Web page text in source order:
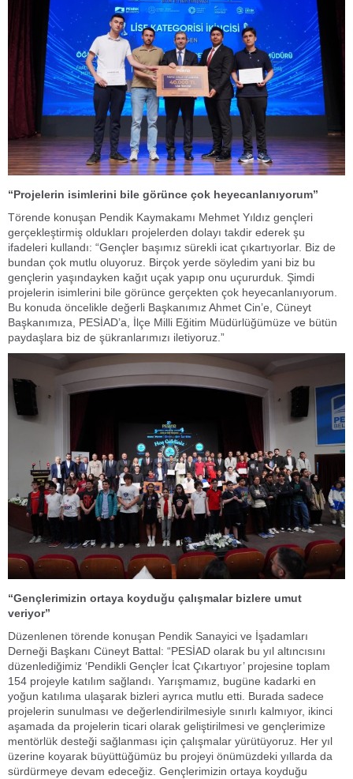
“Projelerin isimlerini bile görünce çok heyecanlanıyorum”
Törende konuşan Pendik Kaymakamı Mehmet Yıldız gençleri
gerçekleştirmiş oldukları projelerden dolayı takdir ederek şu
ifadeleri kullandı: “Gençler başımız sürekli icat çıkartıyorlar. Biz de
bundan çok mutlu oluyoruz. Birçok yerde söyledim yani biz bu
gençlerin yaşındayken kağıt uçak yapıp onu uçururduk. Şimdi
projelerin isimlerini bile görünce gerçekten çok heyecanlanıyorum.
Bu konuda öncelikle değerli Başkanımız Ahmet Cin’e, Cüneyt
Başkanımıza, PESİAD’a, İlçe Milli Eğitim Müdürlüğümüze ve bütün
paydaşlara biz de şükranlarımızı iletiyoruz.”
“Gençlerimizin ortaya koyduğu çalışmalar bizlere umut
veriyor”
Düzenlenen törende konuşan Pendik Sanayici ve İşadamları
Derneği Başkanı Cüneyt Battal: “PESİAD olarak bu yıl altıncısını
düzenlediğimiz ‘Pendikli Gençler İcat Çıkartıyor’ projesine toplam
154 projeyle katılım sağlandı. Yarışmamız, bugüne kadarki en
yoğun katılıma ulaşarak bizleri ayrıca mutlu etti. Burada sadece
projelerin sunulması ve değerlendirilmesiyle sınırlı kalmıyor, ikinci
aşamada da projelerin ticari olarak geliştirilmesi ve gençlerimize
mentörlük desteği sağlanması için çalışmalar yürütüyoruz. Her yıl
üzerine koyarak büyüttüğümüz bu projeyi önümüzdeki yıllarda da
sürdürmeye devam edeceğiz. Gençlerimizin ortaya koyduğu